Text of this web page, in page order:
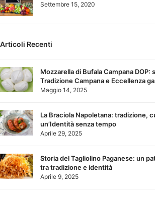
Settembre 15, 2020
Articoli Recenti
Mozzarella di Bufala Campana DOP:
Tradizione Campana e Eccellenza
Maggio 14, 2025
La Braciola Napoletana: tradizione,
un’Identità senza tempo
Aprile 29, 2025
Storia del Tagliolino Paganese: un
tra tradizione e identità
Aprile 9, 2025